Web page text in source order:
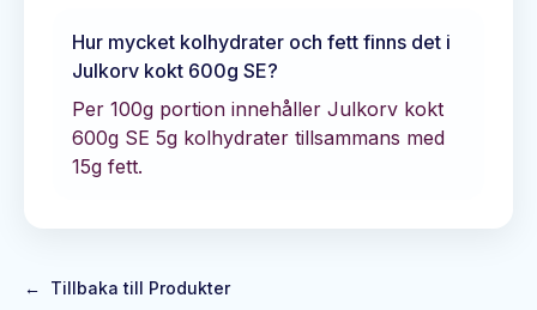
Hur mycket kolhydrater och fett finns det i
Julkorv kokt 600g SE?
Per 100g portion innehåller Julkorv kokt
600g SE 5g kolhydrater tillsammans med
15g fett.
← Tillbaka till Produkter